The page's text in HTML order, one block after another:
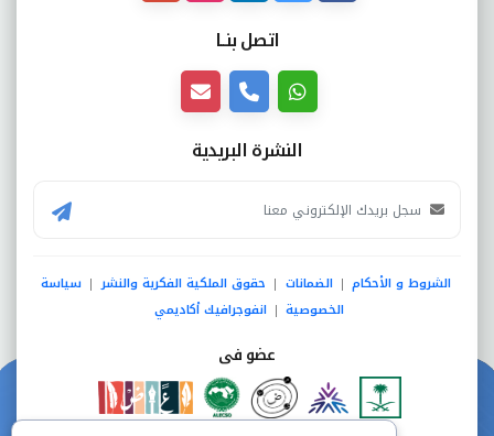
اتصل بنــا
النشرة البريدية
الشروط و الأحكام | الضمانات | حقوق الملكية الفكرية والنشر | سياسة
الخصوصية | انفوجرافيك أكاديمي
عضو فى